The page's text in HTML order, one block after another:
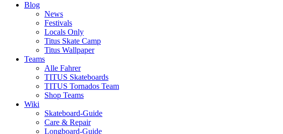
Blog
News
Festivals
Locals Only
Titus Skate Camp
Titus Wallpaper
Teams
Alle Fahrer
TITUS Skateboards
TITUS Tornados Team
Shop Teams
Wiki
Skateboard-Guide
Care & Repair
Longboard-Guide